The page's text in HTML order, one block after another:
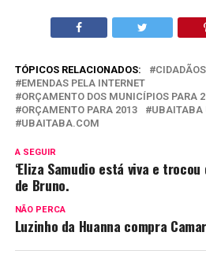
TÓPICOS RELACIONADOS:
CIDADÃOS
EMENDAS PELA INTERNET
ORÇAMENTO DOS MUNICÍPIOS PARA
ORÇAMENTO PARA 2013
UBAITABA
UBAITABA.COM
A SEGUIR
‘Eliza Samudio está viva e trocou
de Bruno.
NÃO PERCA
Luzinho da Huanna compra